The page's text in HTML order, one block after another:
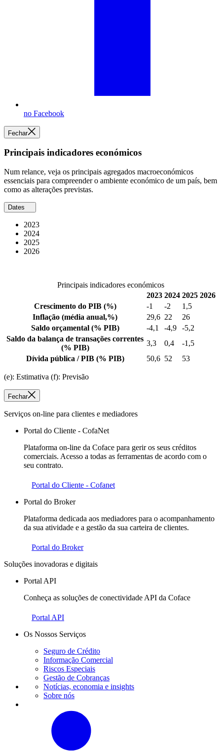
no Facebook
Fechar
Principais indicadores económicos
Num relance, veja os principais agregados macroeconómicos
essenciais para compreender o ambiente económico de um país, bem
como as alterações previstas.
Dates
2023
2024
2025
2026
Principais indicadores económicos
2023 2024 2025 2026
Crescimento do PIB (%) -1 -2
1,5
Inflação (média anual,%) 29,6 22
26
Saldo orçamental (% PIB) -4,1 -4,9
-5,2
Saldo da balança de transações correntes
(% PIB)
3,3 0,4
-1,5
Dívida pública / PIB (% PIB) 50,6 52 53
(e): Estimativa (f): Previsão
Fechar
Serviços on-line para clientes e mediadores
Portal do Cliente - CofaNet
Plataforma on-line da Coface para gerir os seus créditos
comerciais. Acesso a todas as ferramentas de acordo com o
seu contrato.
Portal do Cliente - Cofanet
Portal do Broker
Plataforma dedicada aos mediadores para o acompanhamento
da sua atividade e a gestão da sua carteira de clientes.
Portal do Broker
Soluções inovadoras e digitais
Portal API
Conheça as soluções de conectividade API da Coface
Portal API
Os Nossos Serviços
Seguro de Crédito
Informação Comercial
Riscos Especiais
Gestão de Cobranças
Notícias, economia e insights
Sobre nós